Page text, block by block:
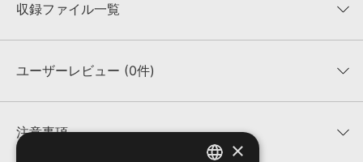
収録ファイル一覧
収録ファイル一覧
ユーザーレビュー (0件)
★★★★★
注意事項
×